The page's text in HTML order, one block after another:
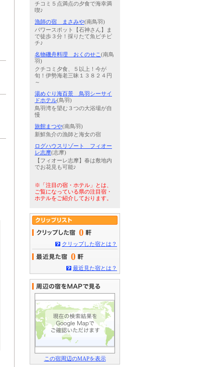
チコミ５点満点の夕食で海幸満
喫♪
漁師の宿 まさみや(南鳥羽)
パワースポット【石神さん】ま
で徒歩３分！採りたて魚ピチピ
チ♪
名物磯舟料理 おくのせこ (南鳥
羽)
クチコミ夕食、５以上！今が
旬！伊勢海老三昧１３８２４円
～
湯めぐり海百景 鳥羽シーサイ
ドホテル(鳥羽)
鳥羽湾を望む３つの大浴場が自
慢
旅館まつや(南鳥羽)
新鮮魚介の漁師と海女の宿
ログハウスリゾート フィオー
レ志摩(志摩)
【フィオーレ志摩】春は敷地内
でお花見も可能♪
※「注目の宿・ホテル」とは、
ご覧になっている県の注目宿・
ホテルをご紹介しております。
0
クリップした宿とは？
0
最近見た宿とは？
この宿周辺のMAPを表示